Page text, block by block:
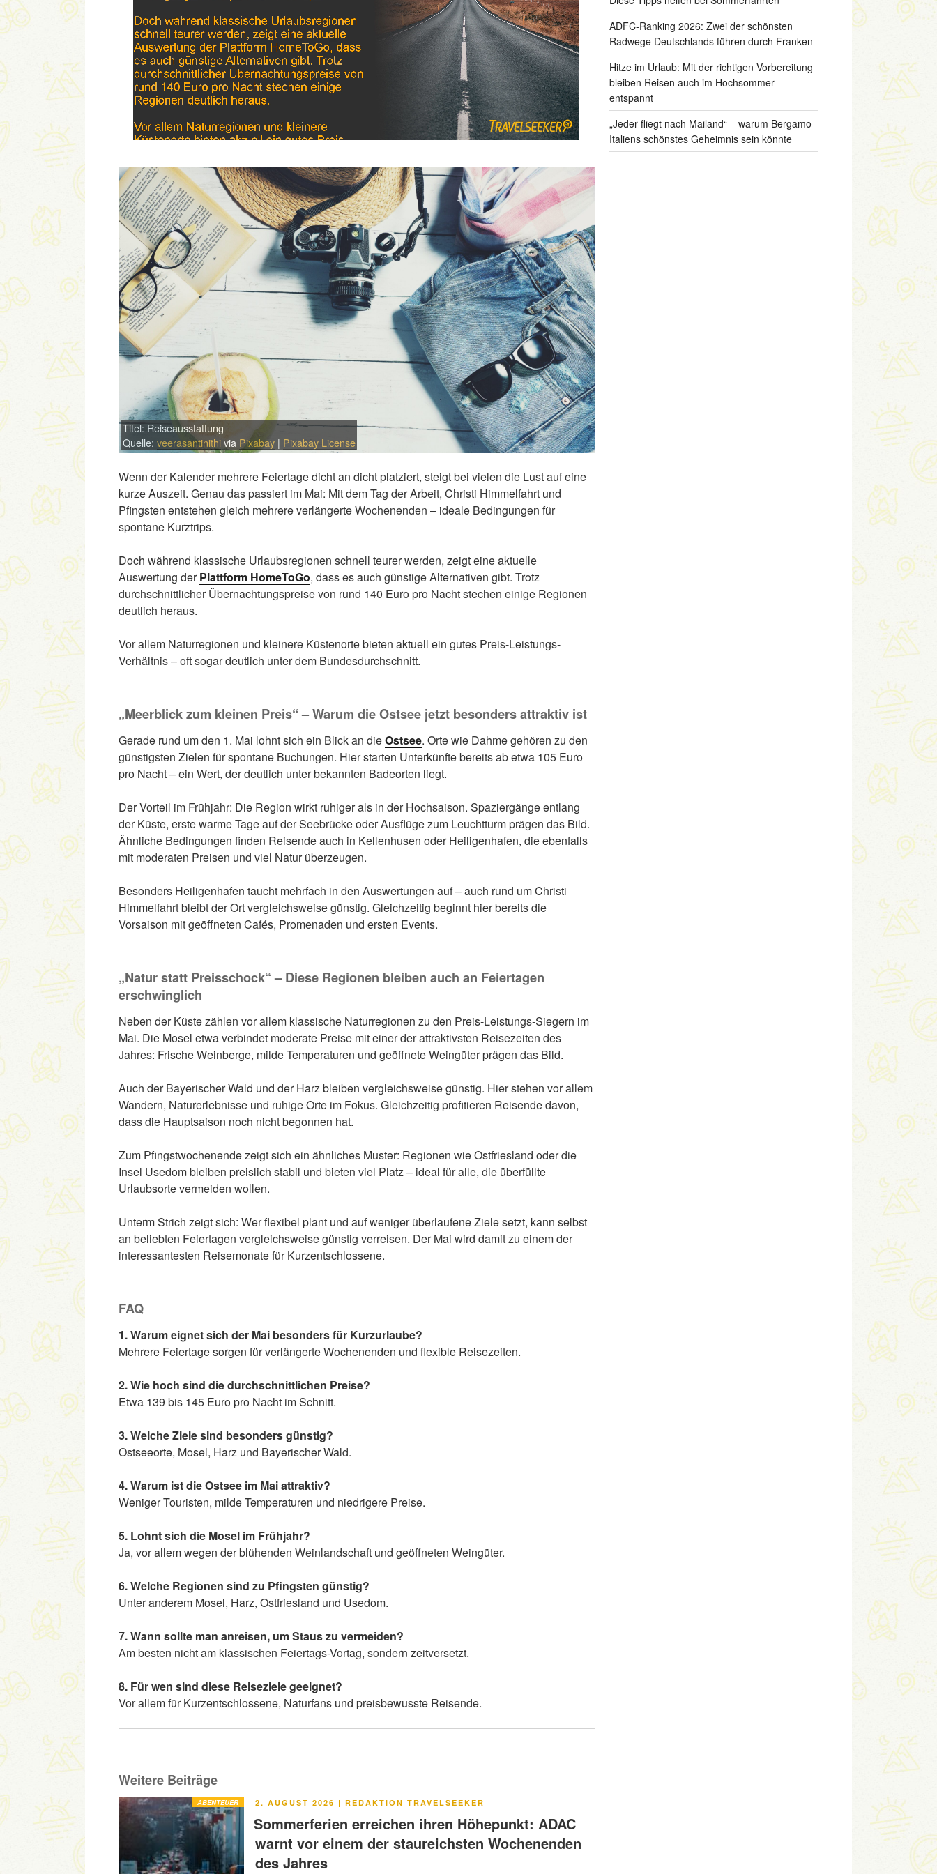
Titel: Reiseausstattung
Quelle:veerasantinithivia Pixabay | Pixabay License
Wenn der Kalender mehrere Feiertage dicht an dicht platziert, steigt bei vielen die Lust auf eine
kurze Auszeit. Genau das passiert im Mai: Mit dem Tag der Arbeit, Christi Himmelfahrt und
Pfingsten entstehen gleich mehrere verlängerte Wochenenden – ideale Bedingungen für
spontane Kurztrips.
Doch während klassische Urlaubsregionen schnell teurer werden, zeigt eine aktuelle
Auswertung derPlattform HomeToGo, dass es auch günstige Alternativen gibt. Trotz
durchschnittlicher Übernachtungspreise von rund 140 Euro pro Nacht stechen einige Regionen
deutlich heraus.
Vor allem Naturregionen und kleinere Küstenorte bieten aktuell ein gutes Preis-Leistungs-
Verhältnis – oft sogar deutlich unter dem Bundesdurchschnitt.
„Meerblick zum kleinen Preis“ – Warum die Ostsee jetzt besonders attraktiv ist
Gerade rund um den 1. Mai lohnt sich ein Blick an dieOstsee. Orte wie Dahme gehören zu den
günstigsten Zielen für spontane Buchungen. Hier starten Unterkünfte bereits ab etwa 105 Euro
pro Nacht – ein Wert, der deutlich unter bekannten Badeorten liegt.
Der Vorteil im Frühjahr: Die Region wirkt ruhiger als in der Hochsaison. Spaziergänge entlang
der Küste, erste warme Tage auf der Seebrücke oder Ausflüge zum Leuchtturm prägen das Bild.
Ähnliche Bedingungen finden Reisende auch in Kellenhusen oder Heiligenhafen, die ebenfalls
mit moderaten Preisen und viel Natur überzeugen.
Besonders Heiligenhafen taucht mehrfach in den Auswertungen auf – auch rund um Christi
Himmelfahrt bleibt der Ort vergleichsweise günstig. Gleichzeitig beginnt hier bereits die
Vorsaison mit geöffneten Cafés, Promenaden und ersten Events.
„Natur statt Preisschock“ – Diese Regionen bleiben auch an Feiertagen
erschwinglich
Neben der Küste zählen vor allem klassische Naturregionen zu den Preis-Leistungs-Siegern im
Mai. Die Mosel etwa verbindet moderate Preise mit einer der attraktivsten Reisezeiten des
Jahres: Frische Weinberge, milde Temperaturen und geöffnete Weingüter prägen das Bild.
Auch der Bayerischer Wald und der Harz bleiben vergleichsweise günstig. Hier stehen vor allem
Wandern, Naturerlebnisse und ruhige Orte im Fokus. Gleichzeitig profitieren Reisende davon,
dass die Hauptsaison noch nicht begonnen hat.
Zum Pfingstwochenende zeigt sich ein ähnliches Muster: Regionen wie Ostfriesland oder die
Insel Usedom bleiben preislich stabil und bieten viel Platz – ideal für alle, die überfüllte
Urlaubsorte vermeiden wollen.
Unterm Strich zeigt sich: Wer flexibel plant und auf weniger überlaufene Ziele setzt, kann selbst
an beliebten Feiertagen vergleichsweise günstig verreisen. Der Mai wird damit zu einem der
interessantesten Reisemonate für Kurzentschlossene.
FAQ
1. Warum eignet sich der Mai besonders für Kurzurlaube?
Mehrere Feiertage sorgen für verlängerte Wochenenden und flexible Reisezeiten.
2. Wie hoch sind die durchschnittlichen Preise?
Etwa 139 bis 145 Euro pro Nacht im Schnitt.
3. Welche Ziele sind besonders günstig?
Ostseeorte, Mosel, Harz und Bayerischer Wald.
4. Warum ist die Ostsee im Mai attraktiv?
Weniger Touristen, milde Temperaturen und niedrigere Preise.
5. Lohnt sich die Mosel im Frühjahr?
Ja, vor allem wegen der blühenden Weinlandschaft und geöffneten Weingüter.
6. Welche Regionen sind zu Pfingsten günstig?
Unter anderem Mosel, Harz, Ostfriesland und Usedom.
7. Wann sollte man anreisen, um Staus zu vermeiden?
Am besten nicht am klassischen Feiertags-Vortag, sondern zeitversetzt.
8. Für wen sind diese Reiseziele geeignet?
Vor allem für Kurzentschlossene, Naturfans und preisbewusste Reisende.
Weitere Beiträge
ABENTEUER
VERÖFFENTLICHT
2. AUGUST 2026 | REDAKTION TRAVELSEEKER
Sommerferien erreichen ihren Höhepunkt: ADAC
warnt vor einem der staureichsten Wochenenden
des Jahres
ADFC-Ranking 2026: Zwei der schönsten
Radwege Deutschlands führen durch Franken
Hitze im Urlaub: Mit der richtigen Vorbereitung
bleiben Reisen auch im Hochsommer
entspannt
„Jeder fliegt nach Mailand“ – warum Bergamo
Italiens schönstes Geheimnis sein könnte